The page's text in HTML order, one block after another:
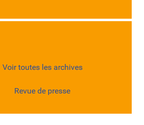
Voir toutes les archives
Revue de presse